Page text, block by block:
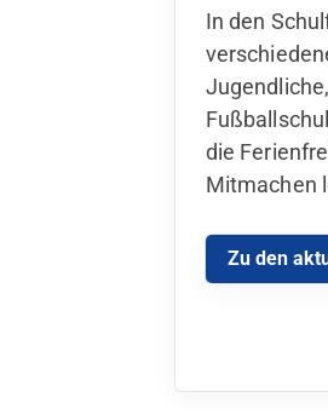
In den
die
Mitmachen
Zu den